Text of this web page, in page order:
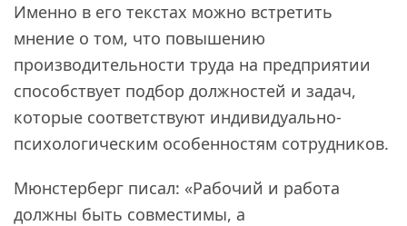
Именно в его текстах можно встретить
мнение о том, что повышению
производительности труда на предприятии
способствует подбор должностей и задач,
которые соответствуют индивидуально-
психологическим особенностям сотрудников.
Мюнстерберг писал: «Рабочий и работа
должны быть совместимы, а